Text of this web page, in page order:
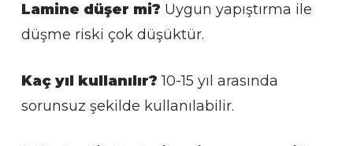
Lamine düşer mi? Uygun yapıştırma ile
düşme riski çok düşüktür.
Kaç yıl kullanılır? 10-15 yıl arasında
sorunsuz şekilde kullanılabilir.